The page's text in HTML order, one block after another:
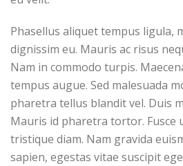
Phasellus aliquet tempus ligula,
dignissim eu. Mauris ac risus
Nam in commodo turpis.
tempus augue. Sed malesuada
pharetra tellus blandit vel. Duis
Mauris id pharetra tortor. Fusce
tristique diam. Nam gravida
sapien, egestas vitae suscipit